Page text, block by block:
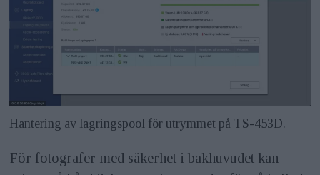
Hantering av lagringspool för utrymmet på TS-453D.
För fotografer med säkerhet i bakhuvudet kan